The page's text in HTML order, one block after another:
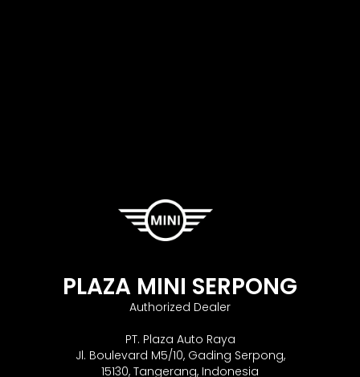
PLAZA MINI SERPONG
Authorized Dealer
PT. Plaza Auto Raya
Jl. Boulevard M5/10, Gading Serpong,
15130, Tangerang, Indonesia